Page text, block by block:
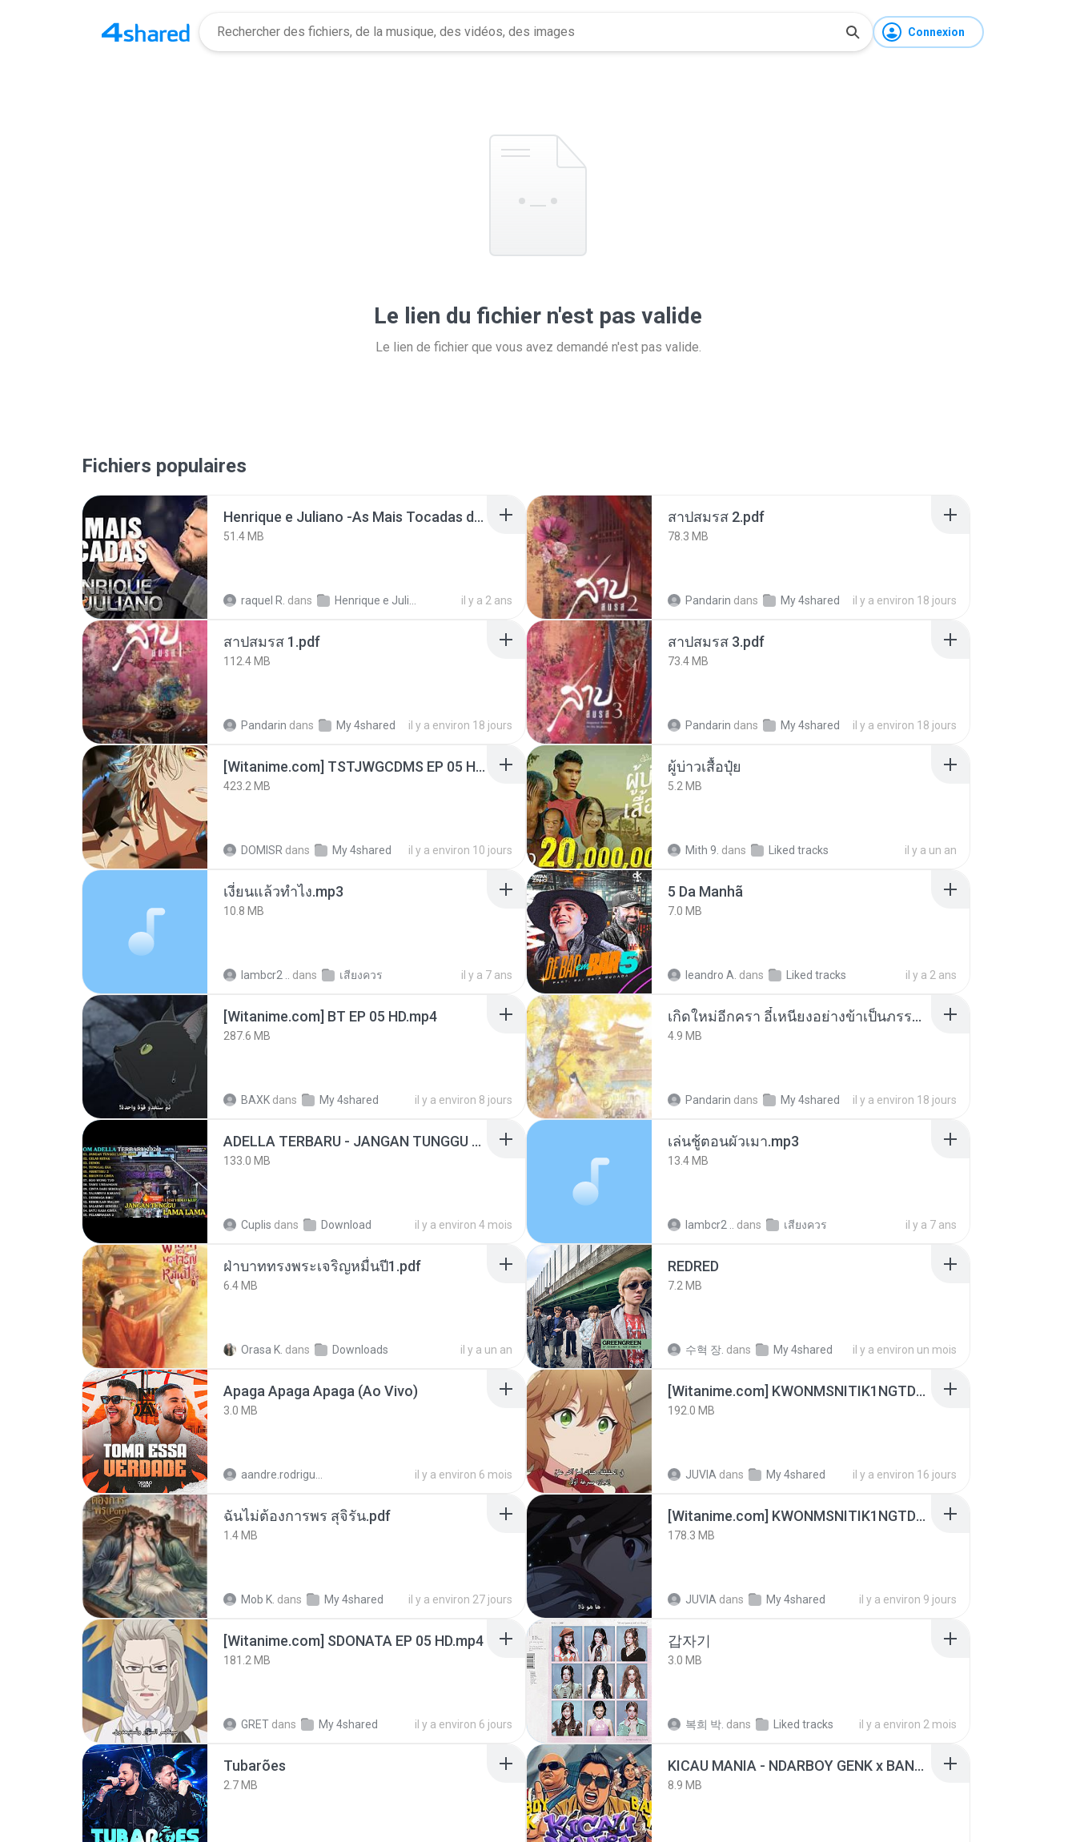
Connexion
Le lien du fichier n'est pas valide
Le lien de fichier que vous avez demandé n'est pas valide.
Fichiers populaires
Henrique e Juliano -As Mais Tocadas do Henrique e Juliano 2021 -Top Sertanejo 2021,Cd Completo 2021
51.4 MB
raquel R. dans il y a 2 ans
สาปสมรส 2.pdf
78.3 MB
Pandarin dans My 4shared il y a environ 18 jours
สาปสมรส 1.pdf
112.4 MB
Pandarin dans My 4shared il y a environ 18 jours
สาปสมรส 3.pdf
73.4 MB
Pandarin dans My 4shared il y a environ 18 jours
[Witanime.com] TSTJWGCDMS EP 05 HD.mp4
423.2 MB
DOMISR dans My 4shared il y a environ 10 jours
ผู้บ่าวเสื้อปุ๋ย
5.2 MB
Mith 9. dans Liked tracks il y a un an
เงี่ยนแล้วทำไง.mp3
10.8 MB
lambcr2 .. dans เสียงควร il y a 7 ans
5 Da Manhã
7.0 MB
leandro A. dans Liked tracks il y a 2 ans
[Witanime.com] BT EP 05 HD.mp4
287.6 MB
BAXK dans My 4shared il y a environ 8 jours
เกิดใหม่อีกครา อี๋เหนียงอย่างข้าเป็นภรรยาขุนนาง 1_ST.pdf
4.9 MB
Pandarin dans My 4shared il y a environ 18 jours
ADELLA TERBARU - JANGAN TUNGGU LAMA LAMA - GELAS RETAK - OM ADELLA FULL ALBUM TERBARU 2026
133.0 MB
Cuplis dans Download il y a environ 4 mois
เล่นชู้ตอนผัวเมา.mp3
13.4 MB
lambcr2 .. dans เสียงควร il y a 7 ans
ฝ่าบาททรงพระเจริญหมื่นปี1.pdf
6.4 MB
Orasa K. dans Downloads il y a un an
REDRED
7.2 MB
수혁 장. dans My 4shared il y a environ un mois
Apaga Apaga Apaga (Ao Vivo)
3.0 MB
il y a environ 6 mois
[Witanime.com] KWONMSNITIK1NGTDNN EP 04 HD.mp4
192.0 MB
JUVIA dans My 4shared il y a environ 16 jours
ฉันไม่ต้องการพร สุจิรัน.pdf
1.4 MB
Mob K. dans My 4shared il y a environ 27 jours
[Witanime.com] KWONMSNITIK1NGTDNN EP 05 HD.mp4
178.3 MB
JUVIA dans My 4shared il y a environ 9 jours
[Witanime.com] SDONATA EP 05 HD.mp4
181.2 MB
GRET dans My 4shared il y a environ 6 jours
갑자기
3.0 MB
복희 박. dans Liked tracks il y a environ 2 mois
Tubarões
2.7 MB
KICAU MANIA - NDARBOY GENK x BANDITOZ YAOW 86 (OFFICIAL LYRIC VIDEO) GAS POL NDANGAK
8.9 MB